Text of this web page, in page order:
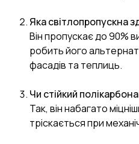
Яка світлопропускна
Він пропускає до 90%
робить його
фасадів та теплиць.
Чи стійкий
Так, він набагато
тріскається при